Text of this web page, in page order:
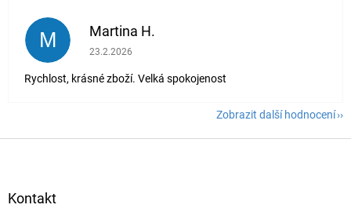
M Martina H.
Hodnocení obchodu je 5 z 5 hvězdiček.
23.2.2026
Rychlost, krásné zboží. Velká spokojenost
Zobrazit další hodnocení
Kontakt